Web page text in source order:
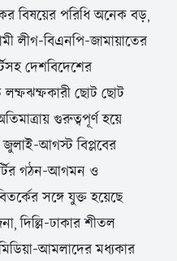
বিষয়ের পরিধি অনেক বড়,
লীগ-বিএনপি-জামায়াতের
দেশবিদেশের
লম্ফঝম্ফকারী ছোট ছোট
গুরুত্বপূর্ণ হয়ে
আগস্ট বিপ্লবের
গঠন-আগমন ও
সঙ্গে যুক্ত হয়েছে
দিল্লি-ঢাকার শীতল
আমলাদের মধ্যকার